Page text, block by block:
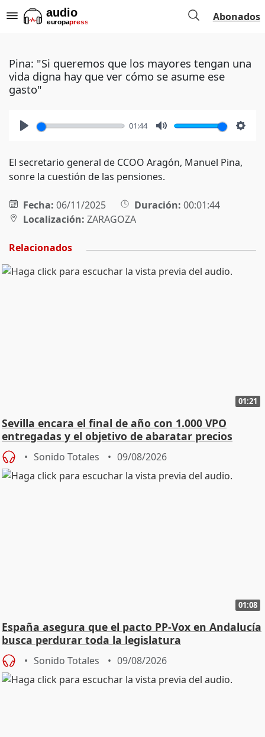
Abonados
Pina: "Si queremos que los mayores tengan una
vida digna hay que ver cómo se asume ese
gasto"
01:44
El secretario general de CCOO Aragón, Manuel Pina,
sonre la cuestión de las pensiones.
Fecha: 06/11/2025 Duración: 00:01:44
Localización: ZARAGOZA
Relacionados
01:21
Sevilla encara el final de año con 1.000 VPO
entregadas y el objetivo de abaratar precios
Sonido Totales 09/08/2026
01:08
España asegura que el pacto PP-Vox en Andalucía
busca perdurar toda la legislatura
Sonido Totales 09/08/2026